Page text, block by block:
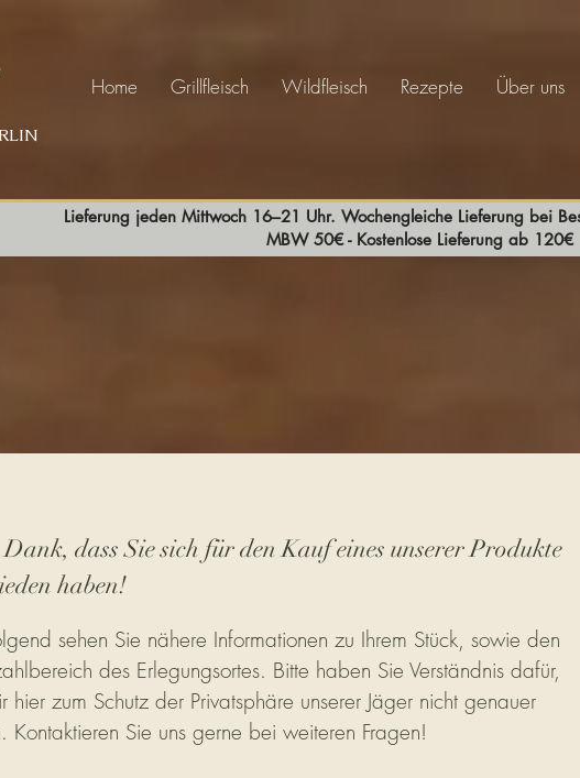
Home Grillfleisch Wildfleisch Rezepte Über uns
Lieferung jeden Mittwoch 16–21 Uhr. Wochengleiche Lieferung bei
MBW 50€ - Kostenlose Lieferung ab 120€
dass Sie sich für den Kauf eines unserer Produkte
haben!
sehen Sie nähere Informationen zu Ihrem Stück, sowie den
des Erlegungsortes. Bitte haben Sie Verständnis dafür,
hier zum Schutz der Privatsphäre unserer Jäger nicht genauer
Kontaktieren Sie uns gerne bei weiteren Fragen!